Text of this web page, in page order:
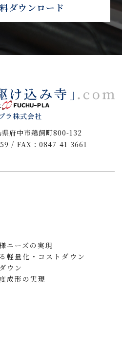
ダウンロード
ラ株式会社
府中市鵜飼町800-132
/ FAX：0847-41-3661
ニーズの実現
軽量化・コストダウン
ウン
成形の実現